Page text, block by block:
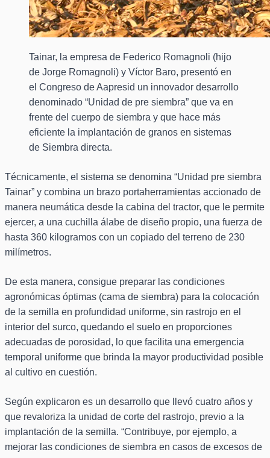
Tainar, la empresa de Federico Romagnoli (hijo
de Jorge Romagnoli) y Víctor Baro, presentó en
el Congreso de Aapresid un innovador desarrollo
denominado “Unidad de pre siembra” que va en
frente del cuerpo de siembra y que hace más
eficiente la implantación de granos en sistemas
de Siembra directa.
Técnicamente, el sistema se denomina “Unidad pre siembra
Tainar” y combina un brazo portaherramientas accionado de
manera neumática desde la cabina del tractor, que le permite
ejercer, a una cuchilla álabe de diseño propio, una fuerza de
hasta 360 kilogramos con un copiado del terreno de 230
milímetros.
De esta manera, consigue preparar las condiciones
agronómicas óptimas (cama de siembra) para la colocación
de la semilla en profundidad uniforme, sin rastrojo en el
interior del surco, quedando el suelo en proporciones
adecuadas de porosidad, lo que facilita una emergencia
temporal uniforme que brinda la mayor productividad posible
al cultivo en cuestión.
Según explicaron es un desarrollo que llevó cuatro años y
que revaloriza la unidad de corte del rastrojo, previo a la
implantación de la semilla. “Contribuye, por ejemplo, a
mejorar las condiciones de siembra en casos de excesos de